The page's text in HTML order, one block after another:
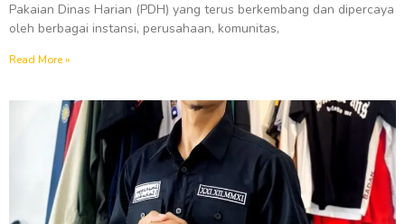
Pakaian Dinas Harian (PDH) yang terus berkembang dan dipercaya
oleh berbagai instansi, perusahaan, komunitas,
Read More »